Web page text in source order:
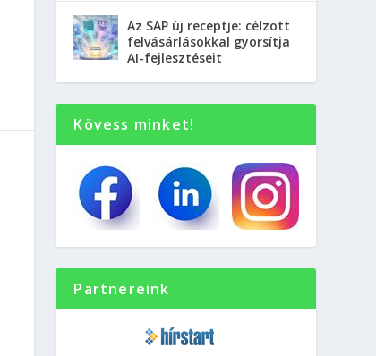
Az SAP új receptje: célzott
felvásárlásokkal gyorsítja
AI-fejlesztéseit
Kövess minket!
Partnereink